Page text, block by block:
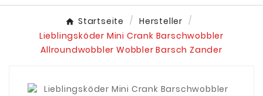
Startseite
Hersteller
Lieblingsköder Mini Crank Barschwobbler
Allroundwobbler Wobbler Barsch Zander